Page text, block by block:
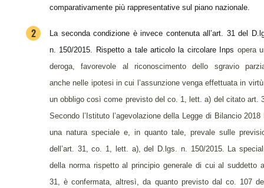
comparativamente più rappresentative sul piano nazionale.
La seconda condizione è invece contenuta all’art. 31 del
n. 150/2015. Rispetto a tale articolo la circolare Inps opera
deroga, favorevole al riconoscimento dello sgravio
anche nelle ipotesi in cui l’assunzione venga effettuata in
un obbligo così come previsto del co. 1, lett. a) del citato art.
Secondo l’Istituto l’agevolazione della Legge di Bilancio 2018
una natura speciale e, in quanto tale, prevale sulle
dell’art. 31, co. 1, lett. a), del D.lgs. n. 150/2015. La
della norma rispetto al principio generale di cui al suddetto
31, è confermata, altresì, da quanto previsto dal co. 107